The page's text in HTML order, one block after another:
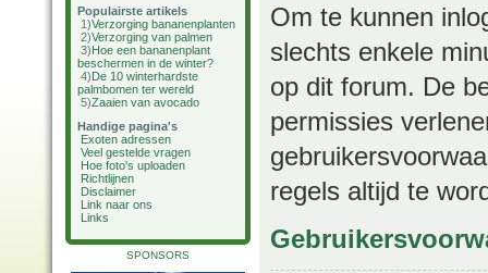
Populairste artikels
1)Verzorging bananenplanten
2)Verzorging van palmen
3)Hoe een bananenplant
beschermen in de winter?
4)De 10 winterhardste
palmbomen ter wereld
5)Zaaien van avocado
Handige pagina's
Exoten adressen
Veel gestelde vragen
Hoe foto's uploaden
Richtlijnen
Disclaimer
Link naar ons
Links
SPONSORS
Om te kunnen
slechts enkele
op dit forum. De
permissies
regels altijd te